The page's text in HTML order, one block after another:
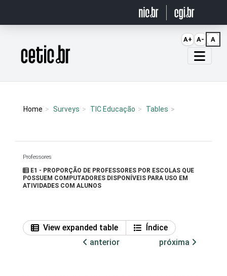
Página inicial
Home Surveys TIC Educação Tables
Professores
E1 - PROPORÇÃO DE PROFESSORES POR ESCOLAS QUE
POSSUEM COMPUTADORES DISPONÍVEIS PARA USO EM
ATIVIDADES COM ALUNOS
View expanded table
Índice
anterior
próxima
A+ A- A